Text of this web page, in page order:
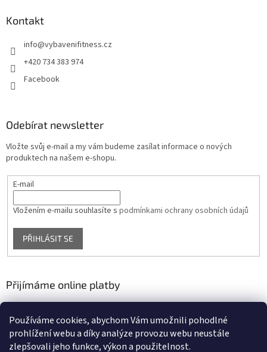
Používáme cookies, abychom Vám umožnili pohodlné
prohlížení webu a díky analýze provozu webu neustále
zlepšovali jeho funkce, výkon a použitelnost.
Kontakt
info@vybavenifitness.cz
+420 734 383 974
Facebook
Odebírat newsletter
Vložte svůj e-mail a my vám budeme zasílat informace o nových
produktech na našem e-shopu.
E-mail
Vložením e-mailu souhlasíte s podmínkami ochrany osobních údajů
PŘIHLÁSIT SE
Přijímáme online platby